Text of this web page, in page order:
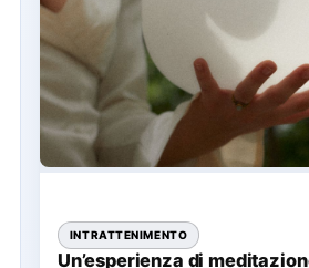
INTRATTENIMENTO
Un’esperienza di